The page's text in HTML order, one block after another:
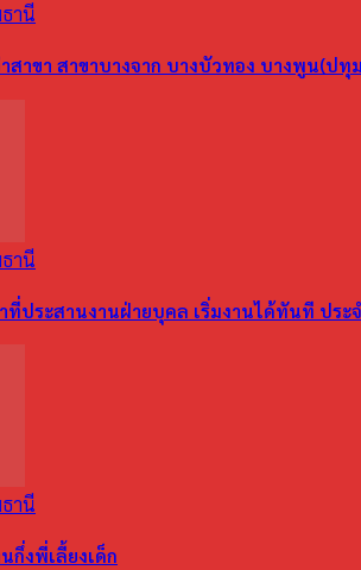
านี
สาขา สาขาบางจาก บางบัวทอง บางพูน(ป
านี
ที่ประสานงานฝ่ายบุคล เริ่มงานได้ทันที ประ
านี
กึ่งพี่เลี้ยงเด็ก